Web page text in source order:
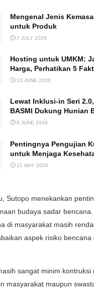
Mengenal Jenis
untuk Produk
7 JULY 2026
Hosting untuk UMKM:
Harga, Perhatikan 5
13 JUNE 2026
Lewat Inklusi-in Seri
BASMI Dukung Hunian
6 JUNE 2026
Pentingnya Pengujian
untuk Menjaga
22 MAY 2026
Sutopo menekankan
budaya sadar
di masyarakat masih
aspek risiko bencana
sangat minim
masyarakat maupun